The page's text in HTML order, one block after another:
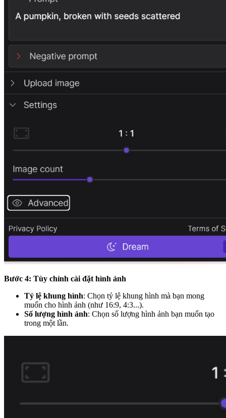
Bước 4: Tùy chỉnh cài đặt hình ảnh
Tỷ lệ khung hình: Chọn tỷ lệ khung hình mà bạn mong
muốn cho hình ảnh (như 16:9, 4:3...).
Số lượng hình ảnh: Chọn số lượng hình ảnh bạn muốn tạo
trong một lần.